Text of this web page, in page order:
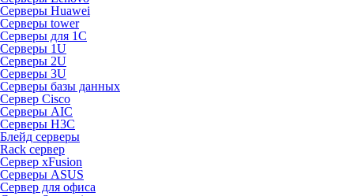
Серверы Huawei
Серверы tower
Серверы для 1C
Серверы 1U
Серверы 2U
Серверы 3U
Серверы базы данных
Сервер Cisco
Серверы AIC
Серверы H3C
Блейд серверы
Rack сервер
Сервер xFusion
Серверы ASUS
Сервер для офиса